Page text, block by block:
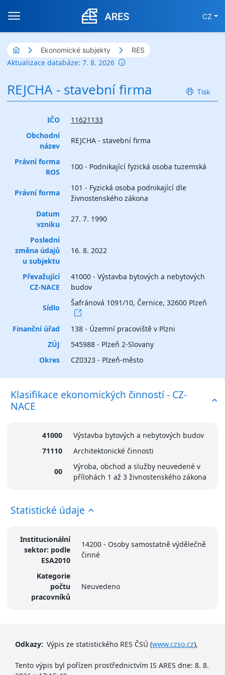
CZ
Ekonomické subjekty RES
Aktualizace databáze: 7. 8. 2026
REJCHA - stavební firma Tisk
IČO
11621133
Obchodní
název
REJCHA - stavební firma
Právní forma
ROS
100 - Podnikající fyzická osoba tuzemská
Právní forma
101 - Fyzická osoba podnikající dle
živnostenského zákona
Datum
vzniku
27. 7. 1990
Poslední
změna údajů
u subjektu
16. 8. 2022
Převažující
CZ-NACE
41000 - Výstavba bytových a nebytových
budov
Sídlo
Šafránová 1091/10, Černice, 32600 Plzeň
Finanční úřad
138 - Územní pracoviště v Plzni
ZÚJ
545988 - Plzeň 2-Slovany
Okres
CZ0323 - Plzeň-město
Klasifikace ekonomických činností - CZ-
NACE
41000
Výstavba bytových a nebytových budov
71110
Architektonické činnosti
00
Výroba, obchod a služby neuvedené v
přílohách 1 až 3 živnostenského zákona
Statistické údaje
Institucionální
sektor: podle
ESA2010
14200 - Osoby samostatně výdělečně
činné
Kategorie
počtu
pracovníků
Neuvedeno
Odkazy: Výpis ze statistického RES ČSÚ (www.czso.cz),
Tento výpis byl pořízen prostřednictvím IS ARES dne: 8. 8.